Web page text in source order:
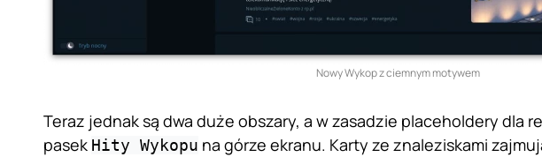
Nowy Wykop z ciemnym motywem
Teraz jednak są dwa duże obszary, a w zasadzie placeholdery dla
pasek Hity Wykopu na górze ekranu. Karty ze znaleziskami